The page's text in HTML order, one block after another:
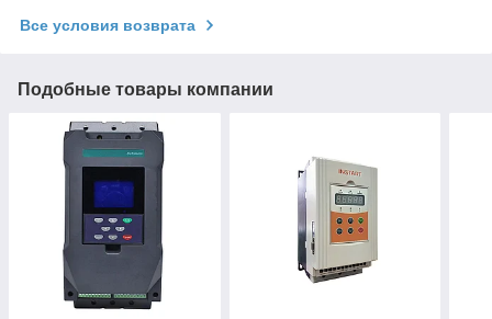
Все условия возврата
Подобные товары компании